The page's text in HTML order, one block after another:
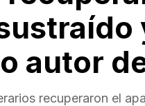
autor
recuperaron el